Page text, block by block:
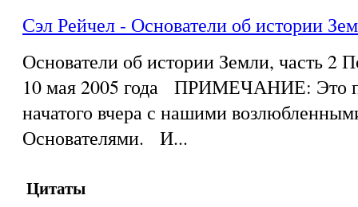
Сэл Рейчел - Основатели об истории
Основатели об истории Земли, часть 2
10 мая 2005 года ПРИМЕЧАНИЕ: Это
начатого вчера с нашими
Основателями. И...
Цитаты